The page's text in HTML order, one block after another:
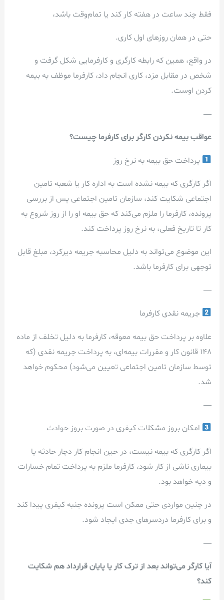
فقط چند ساعت در هفته کار کند یا تمام‌وقت باشد،
حتی در همان روزهای اول کاری.
در واقع، همین که رابطه کارگری و کارفرمایی شکل گرفت و
شخص در مقابل مزد، کاری انجام داد، کارفرما موظف به بیمه
کردن اوست.
—
عواقب بیمه نکردن کارگر برای کارفرما چیست؟
پرداخت حق بیمه به نرخ روز
اگر کارگری که بیمه نشده است به اداره کار یا شعبه تامین
اجتماعی شکایت کند، سازمان تامین اجتماعی پس از بررسی
پرونده، کارفرما را ملزم می‌کند که حق بیمه او را از روز شروع به
کار تا تاریخ فعلی، به نرخ روز پرداخت کند.
این موضوع می‌تواند به دلیل محاسبه جریمه دیرکرد، مبلغ قابل
توجهی برای کارفرما باشد.
—
جریمه نقدی کارفرما
علاوه بر پرداخت حق بیمه معوقه، کارفرما به دلیل تخلف از ماده
148 قانون کار و مقررات بیمه‌ای، به پرداخت جریمه نقدی (که
توسط سازمان تامین اجتماعی تعیین می‌شود) محکوم خواهد
شد.
—
امکان بروز مشکلات کیفری در صورت بروز حوادث
اگر کارگری که بیمه نیست، در حین انجام کار دچار حادثه یا
بیماری ناشی از کار شود، کارفرما ملزم به پرداخت تمام خسارات
و دیه خواهد بود.
در چنین مواردی حتی ممکن است پرونده جنبه کیفری پیدا کند
و برای کارفرما دردسرهای جدی ایجاد شود.
—
آیا کارگر می‌تواند بعد از ترک کار یا پایان قرارداد هم شکایت
کند؟